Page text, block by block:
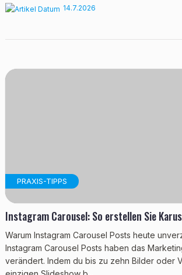
14.7.2026
PRAXIS-TIPPS
Instagram Carousel: So erstellen Sie
Warum Instagram Carousel Posts heute
Instagram Carousel Posts haben das
verändert. Indem du bis zu zehn Bilder oder